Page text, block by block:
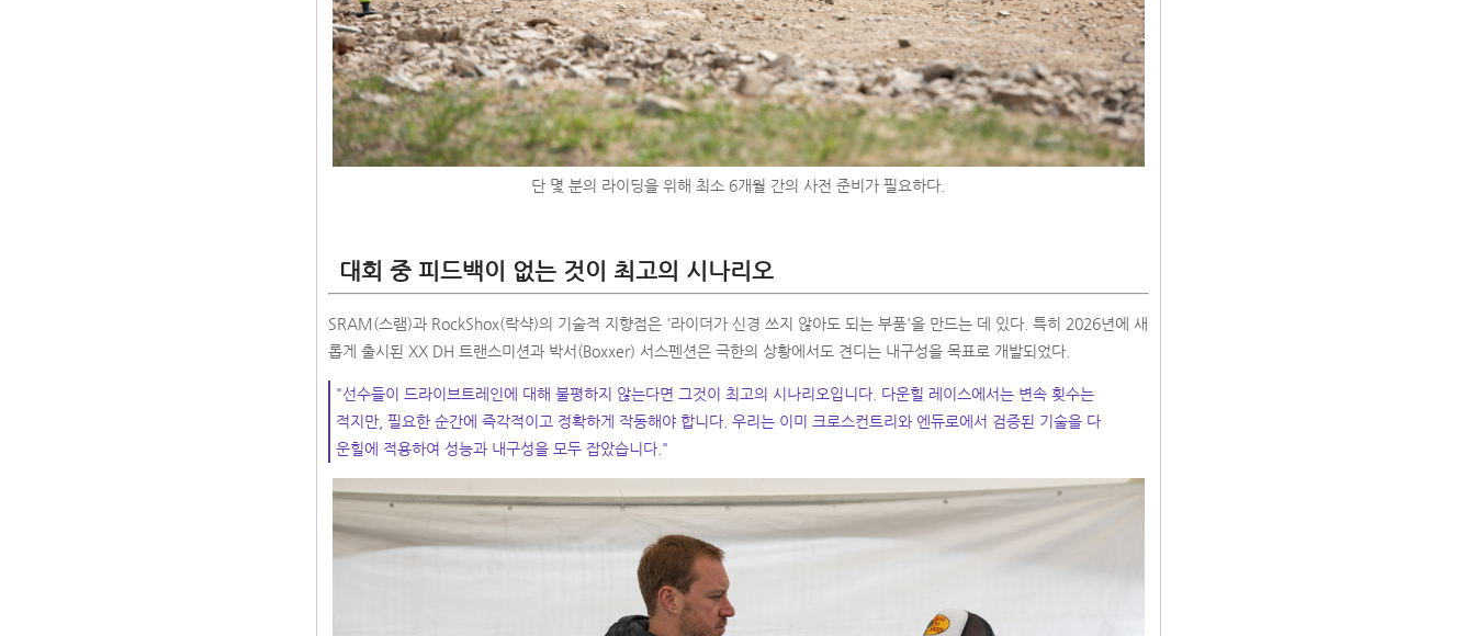
단 몇 분의 라이딩을 위해 최소 6개월 간의 사전 준비가 필요하다.
대회 중 피드백이 없는 것이 최고의 시나리오
SRAM(스램)과 RockShox(락샥)의 기술적 지향점은 '라이더가 신경 쓰지 않아도 되는 부품'을 만드는 데 있다. 특히 2026년에 새
롭게 출시된 XX DH 트랜스미션과 박서(Boxxer) 서스펜션은 극한의 상황에서도 견디는 내구성을 목표로 개발되었다.
"선수들이 드라이브트레인에 대해 불평하지 않는다면 그것이 최고의 시나리오입니다. 다운힐 레이스에서는 변속 횟수는
적지만, 필요한 순간에 즉각적이고 정확하게 작동해야 합니다. 우리는 이미 크로스컨트리와 엔듀로에서 검증된 기술을 다
운힐에 적용하여 성능과 내구성을 모두 잡았습니다."